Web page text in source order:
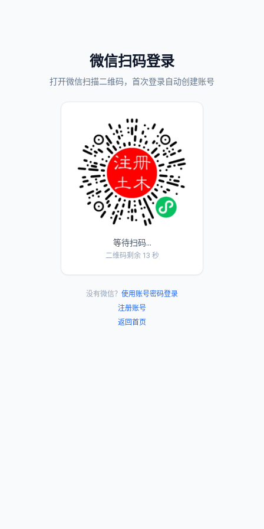
微信扫码登录
打开微信扫描二维码，首次登录自动创建账号
等待扫码...
二维码剩余 13 秒
没有微信？ 使用账号密码登录
注册账号
返回首页